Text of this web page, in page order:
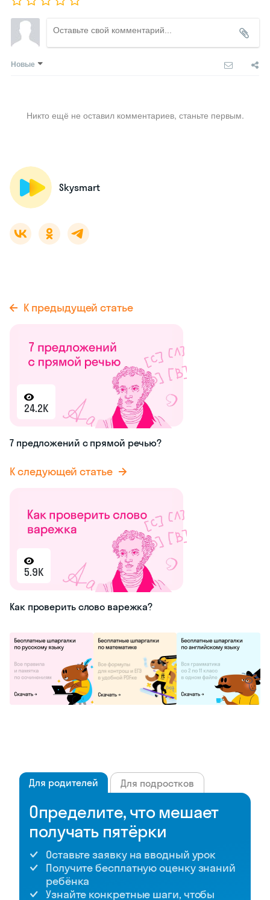
Новые
Никто ещё не оставил комментариев, станьте первым.
Skysmart
К предыдущей статье
24.2K
7 предложений с прямой речью?
К следующей статье
5.9K
Как проверить слово варежка?
Для родителей Для подростков
Определите, что мешает
получать пятёрки
Оставьте заявку на вводный урок
Получите бесплатную оценку знаний
ребёнка
Узнайте конкретные шаги, чтобы